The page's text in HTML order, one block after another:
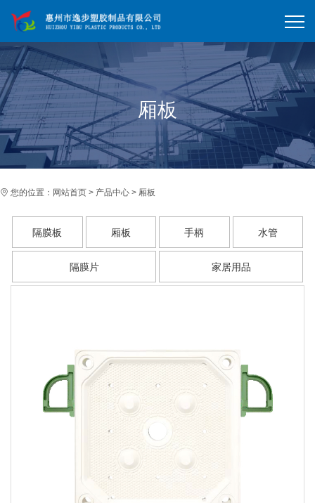
厢板
您的位置： 网站首页 > 产品中心 > 厢板
隔膜板 厢板 手柄 水管
隔膜片 家居用品